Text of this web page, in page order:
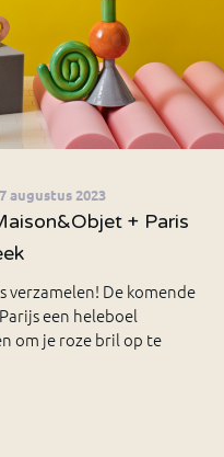
augustus 2023
+ Paris
verzamelen! De komende
een heleboel
om je roze bril op te